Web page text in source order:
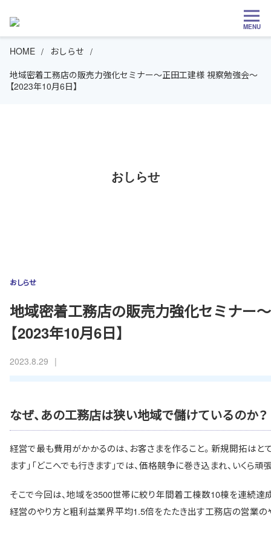
MENU
HOME
おしらせ
地域密着工務店の販売力強化セミナー～正田工建様 視察勉強会～
【2023年10月6日】
おしらせ
おしらせ
地域密着工務店の販売力強化セミナー
【2023年10月6日】
2023.8.29 |
なぜ、あの工務店は狭い地域で儲けているのか？
経営で最も費用がかかるのは、お客さまを作ること。新規開拓はとて
ます」「どこへでも行きます」では、価格競争に巻き込まれ、いくら
そこで今回は、地域を3500世帯に絞り年間着工棟数10棟を連続達
経営のやり方と粗利益業界平均1.5倍をたたき出す工務店の営業の